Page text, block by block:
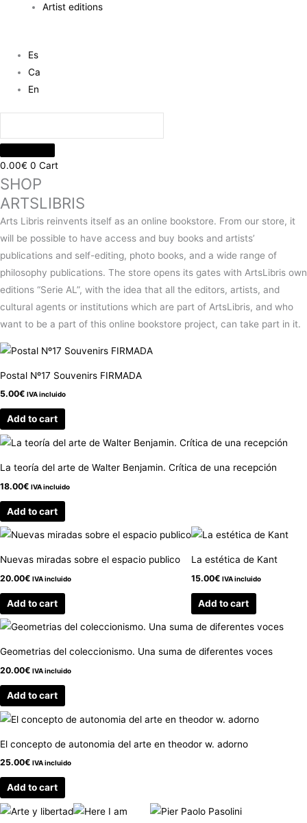
Artist editions
Es
Ca
En
0.00€ 0 Cart
SHOP
ARTSLIBRIS
Arts Libris reinvents itself as an online bookstore. From our store, it
will be possible to have access and buy books and artists’
publications and self-editing, photo books, and a wide range of
philosophy publications. The store opens its gates with ArtsLibris own
editions “Serie AL”, with the idea that all the editors, artists, and
cultural agents or institutions which are part of ArtsLibris, and who
want to be a part of this online bookstore project, can take part in it.
Postal Nº17 Souvenirs FIRMADA
5.00€ IVA incluido
Add to cart
La teoría del arte de Walter Benjamin. Crítica de una recepción
18.00€ IVA incluido
Add to cart
Nuevas miradas sobre el espacio publico
20.00€ IVA incluido
Add to cart
La estética de Kant
15.00€ IVA incluido
Add to cart
Geometrias del coleccionismo. Una suma de diferentes voces
20.00€ IVA incluido
Add to cart
El concepto de autonomia del arte en theodor w. adorno
25.00€ IVA incluido
Add to cart